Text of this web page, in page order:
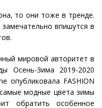
то они тоже в тренде.
впишутся в
мировой авторитет в
Осень-Зима 2019-2020
опубликовала FASHION
самые модные цвета зимы
обратить особенное